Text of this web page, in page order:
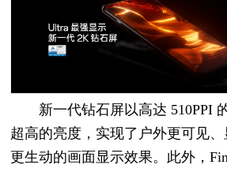
新一代钻石屏以高达 510PPI
超高的亮度，实现了户外更可见
更生动的画面显示效果。此外，